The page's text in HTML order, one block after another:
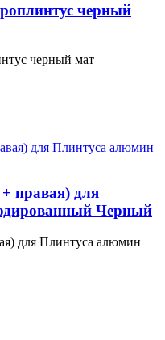
черный
черный мат
правая) для
Черный
для Плинтуса алюмин